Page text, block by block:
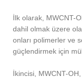
İlk olarak, MWCNT-
dahil olmak üzere
onları polimerler ve
güçlendirmek için
İkincisi, MWCNT-